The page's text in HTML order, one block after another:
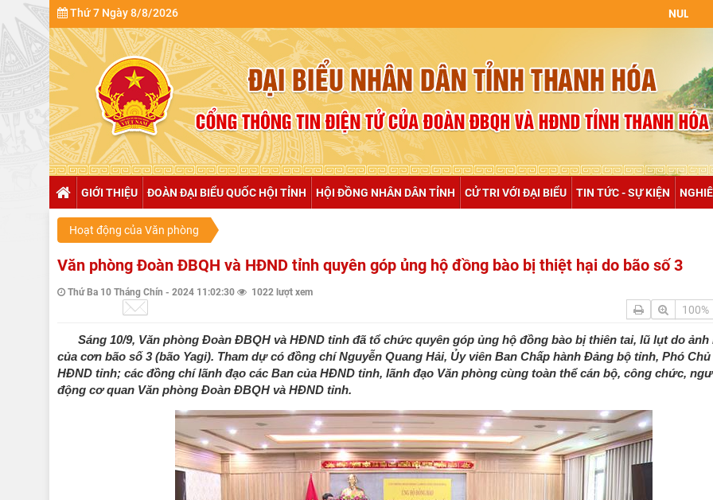
Thứ 7 Ngày 8/8/2026
GIỚI THIỆU ĐOÀN ĐẠI BIỂU QUỐC HỘI TỈNH HỘI ĐỒNG NHÂN DÂN TỈNH CỬ TRI VỚI ĐẠI BIỂU TIN TỨC - SỰ KIỆN
Hoạt động của Văn phòng
Văn phòng Đoàn ĐBQH và HĐND tỉnh quyên góp ủng hộ đồng bào bị thiệt hại do bão số 3
Thứ Ba 10 Tháng Chín - 2024 11:02:30 1022 lượt xem
100%
Sáng 10/9, Văn phòng Đoàn ĐBQH và HĐND tỉnh đã tổ chức quyên góp ủng hộ đồng bào bị thiên tai, lũ lụt do
của cơn bão số 3 (bão Yagi). Tham dự có đồng chí Nguyễn Quang Hải, Ủy viên Ban Chấp hành Đảng bộ tỉnh, Phó
HĐND tỉnh; các đồng chí lãnh đạo các Ban của HĐND tỉnh, lãnh đạo Văn phòng cùng toàn thể cán bộ, công chức,
động cơ quan Văn phòng Đoàn ĐBQH và HĐND tỉnh.